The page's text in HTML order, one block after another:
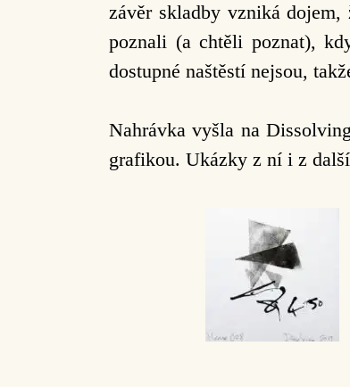
závěr skladby vzniká dojem,
poznali (a chtěli poznat),
dostupné naštěstí nejsou,
Nahrávka vyšla na
grafikou. Ukázky z ní i z